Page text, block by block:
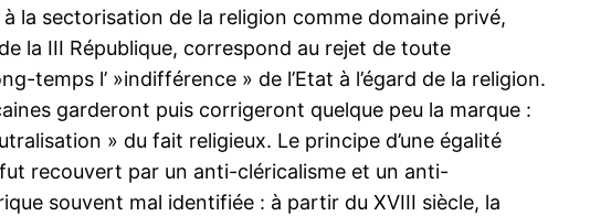
la sectorisation de la religion comme domaine privé,
la III République, correspond au rejet de toute
temps l’ »indifférence » de l’Etat à l’égard de la religion.
garderont puis corrigeront quelque peu la marque :
» du fait religieux. Le principe d’une égalité
recouvert par un anti-cléricalisme et un anti-
souvent mal identifiée : à partir du XVIII siècle, la